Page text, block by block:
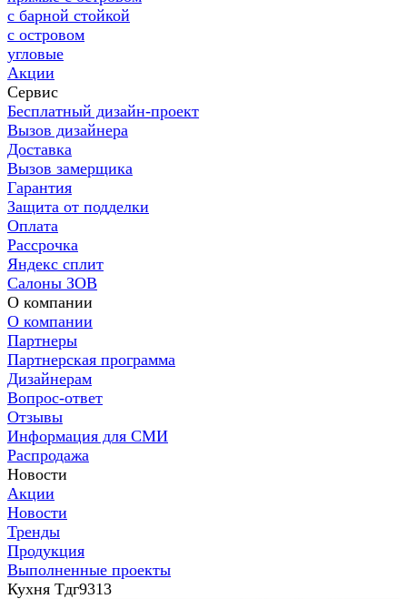
с барной стойкой
с островом
угловые
Акции
Сервис
Бесплатный дизайн-проект
Вызов дизайнера
Доставка
Вызов замерщика
Гарантия
Защита от подделки
Оплата
Рассрочка
Яндекс сплит
Салоны ЗОВ
О компании
О компании
Партнеры
Партнерская программа
Дизайнерам
Вопрос-ответ
Отзывы
Информация для СМИ
Распродажа
Новости
Акции
Новости
Тренды
Продукция
Выполненные проекты
Кухня Тдг9313